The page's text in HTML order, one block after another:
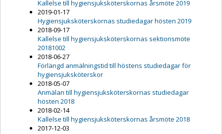
Kallelse till hygiensjuksköterskornas årsmöte 2019
2019-01-17
Hygiensjuksköterskornas studiedagar hösten 2019
2018-09-17
Kallelse till hygiensjuksköterskornas sektionsmöte
20181002
2018-06-27
Förlängd anmälningstid till höstens studiedagar för
hygiensjuksköterskor
2018-05-07
Anmälan till hygiensjuksköterskornas studiedagar
hösten 2018
2018-02-14
Kallelse till hygiensjuksköterskornas årsmöte 2018
2017-12-03